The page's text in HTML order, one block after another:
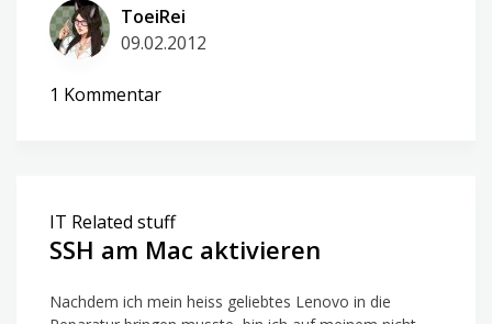
ToeiRei
09.02.2012
1 Kommentarzu
IT Related stuff
SSH am Mac aktivieren
Nachdem ich mein heiss geliebtes Lenovo in die